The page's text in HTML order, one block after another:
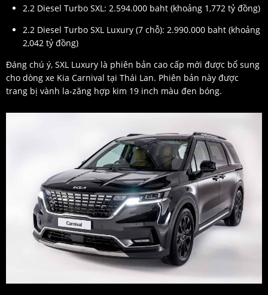
2.2 Diesel Turbo SXL: 2.594.000 baht (khoảng 1,772 tỷ đồng)
2.2 Diesel Turbo SXL Luxury (7 chỗ): 2.990.000 baht (khoảng
2,042 tỷ đồng)
Đáng chú ý, SXL Luxury là phiên bản cao cấp mới được bổ sung
cho dòng xe Kia Carnival tại Thái Lan. Phiên bản này được
trang bị vành la-zăng hợp kim 19 inch màu đen bóng.